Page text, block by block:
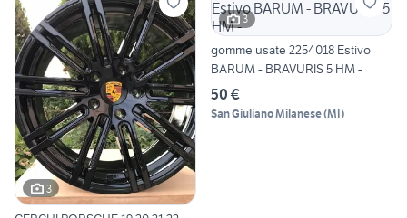
3
3
gomme usate 2254018 Estivo
BARUM - BRAVURIS 5 HM -
50 €
San Giuliano Milanese(MI)